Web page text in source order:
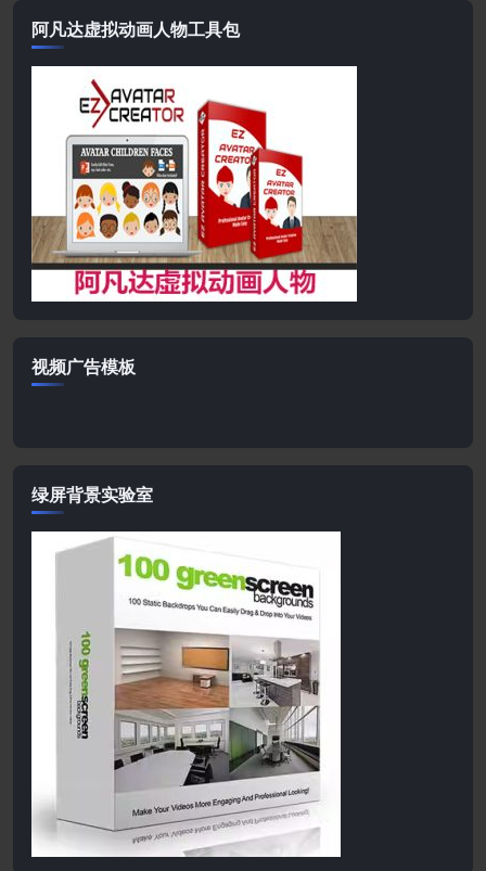
阿凡达虚拟动画人物工具包
视频广告模板
绿屏背景实验室